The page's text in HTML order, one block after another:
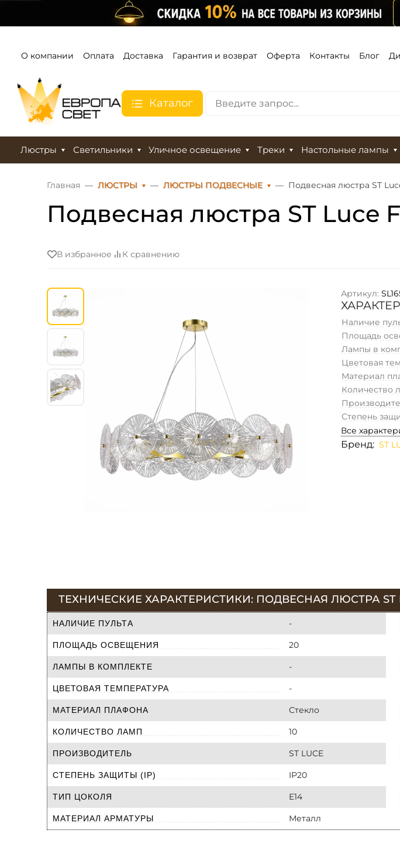
О компании Оплата Доставка Гарантия и возврат Оферта Контакты Блог
Каталог
Люстры Светильники Уличное освещение Треки Настольные лампы
Главная ЛЮСТРЫ ЛЮСТРЫ ПОДВЕСНЫЕ Подвесная люстра ST
Подвесная люстра ST Luce
В избранное К сравнению
Артикул:
Наличие
Площадь
Лампы в
Цветовая
Материал
Количество
Степень
Все
Бренд: ST
ТЕХНИЧЕСКИЕ ХАРАКТЕРИСТИКИ: ПОДВЕСНАЯ ЛЮСТРА ST
НАЛИЧИЕ ПУЛЬТА -
ПЛОЩАДЬ ОСВЕЩЕНИЯ 20
ЛАМПЫ В КОМПЛЕКТЕ -
ЦВЕТОВАЯ ТЕМПЕРАТУРА -
МАТЕРИАЛ ПЛАФОНА Стекло
КОЛИЧЕСТВО ЛАМП 10
ПРОИЗВОДИТЕЛЬ ST LUCE
СТЕПЕНЬ ЗАЩИТЫ (IP) IP20
ТИП ЦОКОЛЯ E14
МАТЕРИАЛ АРМАТУРЫ Металл